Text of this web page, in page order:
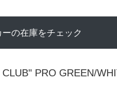
ーの在庫をチェック
PRO GREEN/